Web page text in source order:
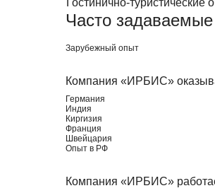
Гостинично-туристические
Часто
Зарубежный опыт
Компания «ИРБИС»
Германия
Индия
Киргизия
Франция
Швейцария
Опыт в РФ
Компания «ИРБИС»